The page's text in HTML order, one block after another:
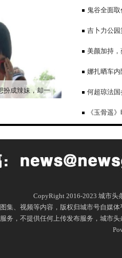
扮成辣妹，却一
鬼谷全面
子相当炸裂
吉卜力公
乡美颜加持
超短短裤打
娜扎晒车
何超琼法
外，和干女
《玉骨遥
CopyRight 2016-2023 城市头
集、视频等内容，版权归城市号自媒
务，不提供任何上传发布服务，城市